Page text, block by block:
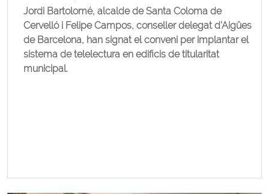
Jordi Bartolomé, alcalde de Santa Coloma de
Cervelló i Felipe Campos, conseller delegat d’Aigües
de Barcelona, han signat el conveni per implantar el
sistema de telelectura en edificis de titularitat
municipal.